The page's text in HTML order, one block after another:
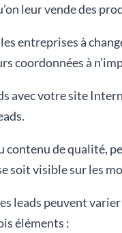
leur vende des
entreprises à
coordonnées à
avec votre site
contenu de qualité,
soit visible sur les
leads peuvent
éléments :